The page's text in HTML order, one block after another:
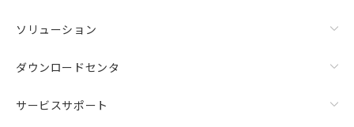
ソリューション
ダウンロードセンタ
サービスサポート